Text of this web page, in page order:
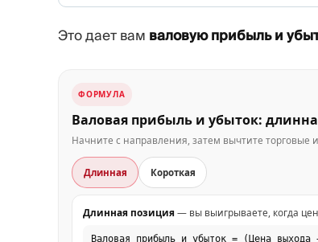
Это дает вам валовую прибыль и
ФОРМУЛА
Валовая прибыль и убыток:
Начните с направления, затем вычтите
Длинная Короткая
Длинная позиция — вы выигрываете, когда
Валовая прибыль и убыток = (Цена